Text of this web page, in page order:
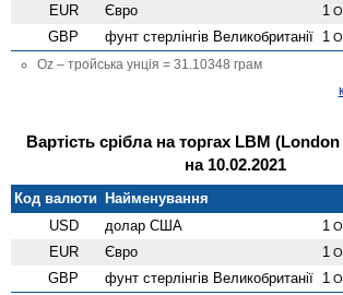
EUR Євро 1
GBP фунт стерлінгів Велико­британії 1
Oz – тройська унція = 31.10348 грам
Вартість срібла на торгах LBM
на 10.02.2021
Код валюти Найменування
USD
долар США 1
EUR Євро 1
GBP фунт стерлінгів Велико­британії 1